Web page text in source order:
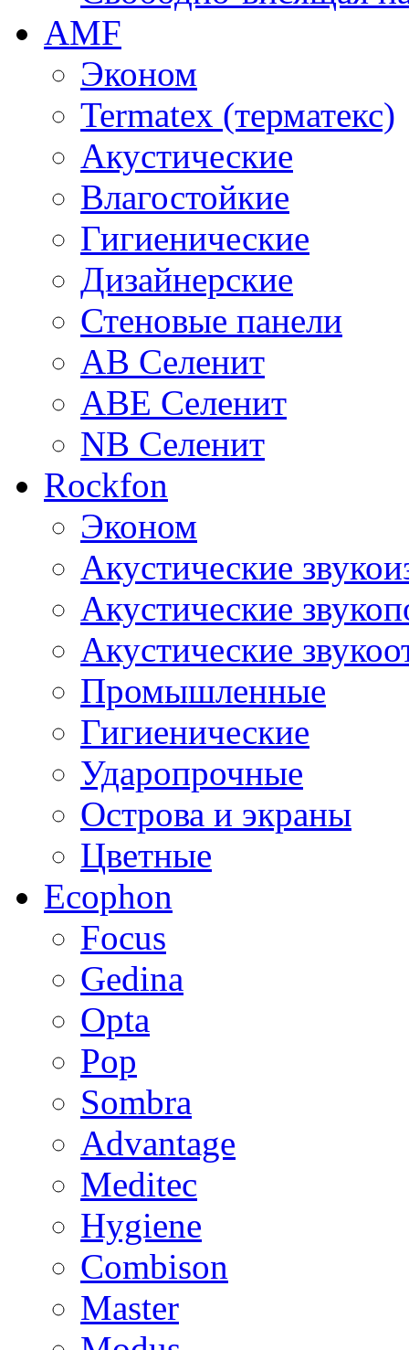
AMF
Эконом
Termatex (терматекс)
Акустические
Влагостойкие
Гигиенические
Дизайнерские
Стеновые панели
AB Селенит
ABE Селенит
NB Селенит
Rockfon
Эконом
Акустические
Акустические
Акустические
Промышленные
Гигиенические
Ударопрочные
Острова и экраны
Цветные
Ecophon
Focus
Gedina
Opta
Pop
Sombra
Advantage
Meditec
Hygiene
Combison
Master